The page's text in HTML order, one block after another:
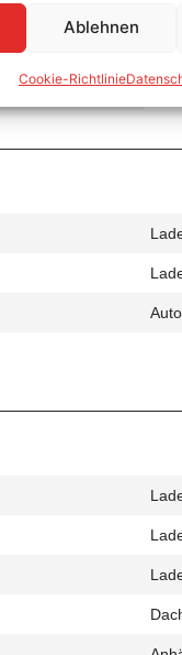
Ablehnen
Cookie-Richtlinie